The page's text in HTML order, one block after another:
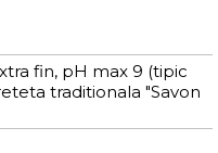
fin, pH max 9 (tipic
traditionala "Savon